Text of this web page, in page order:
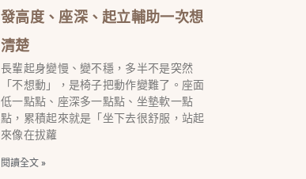
發高度、座深、起立輔助一次想
清楚
長輩起身變慢、變不穩，多半不是突然
「不想動」，是椅子把動作變難了。座面
低一點點、座深多一點點、坐墊軟一點
點，累積起來就是「坐下去很舒服，站起
來像在拔蘿
閱讀全文 »